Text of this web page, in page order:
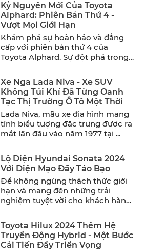
Kỷ Nguyên Mới Của Toyota
Alphard: Phiên Bản Thứ 4 -
Vượt Mọi Giới Hạn
Khám phá sự hoàn hảo và đẳng
cấp với phiên bản thứ 4 của
Toyota Alphard. Sự đột phá trong
Xe Nga Lada Niva - Xe SUV
Không Túi Khí Đã Từng Oanh
Tạc Thị Trường Ô Tô Một Thời
Lada Niva, mẫu xe địa hình mang
tính biểu tượng đặc trưng được ra
mắt lần đầu vào năm 1977 tại ...
Lộ Diện Hyundai Sonata 2024
Với Diện Mạo Đầy Táo Bạo
Để không ngừng thách thức giới
hạn và mang đến những trải
nghiệm tuyệt vời cho khách hàng,
Toyota Hilux 2024 Thêm Hệ
Truyền Động Hybrid - Một Bước
Cải Tiến Đầy Triển Vọng